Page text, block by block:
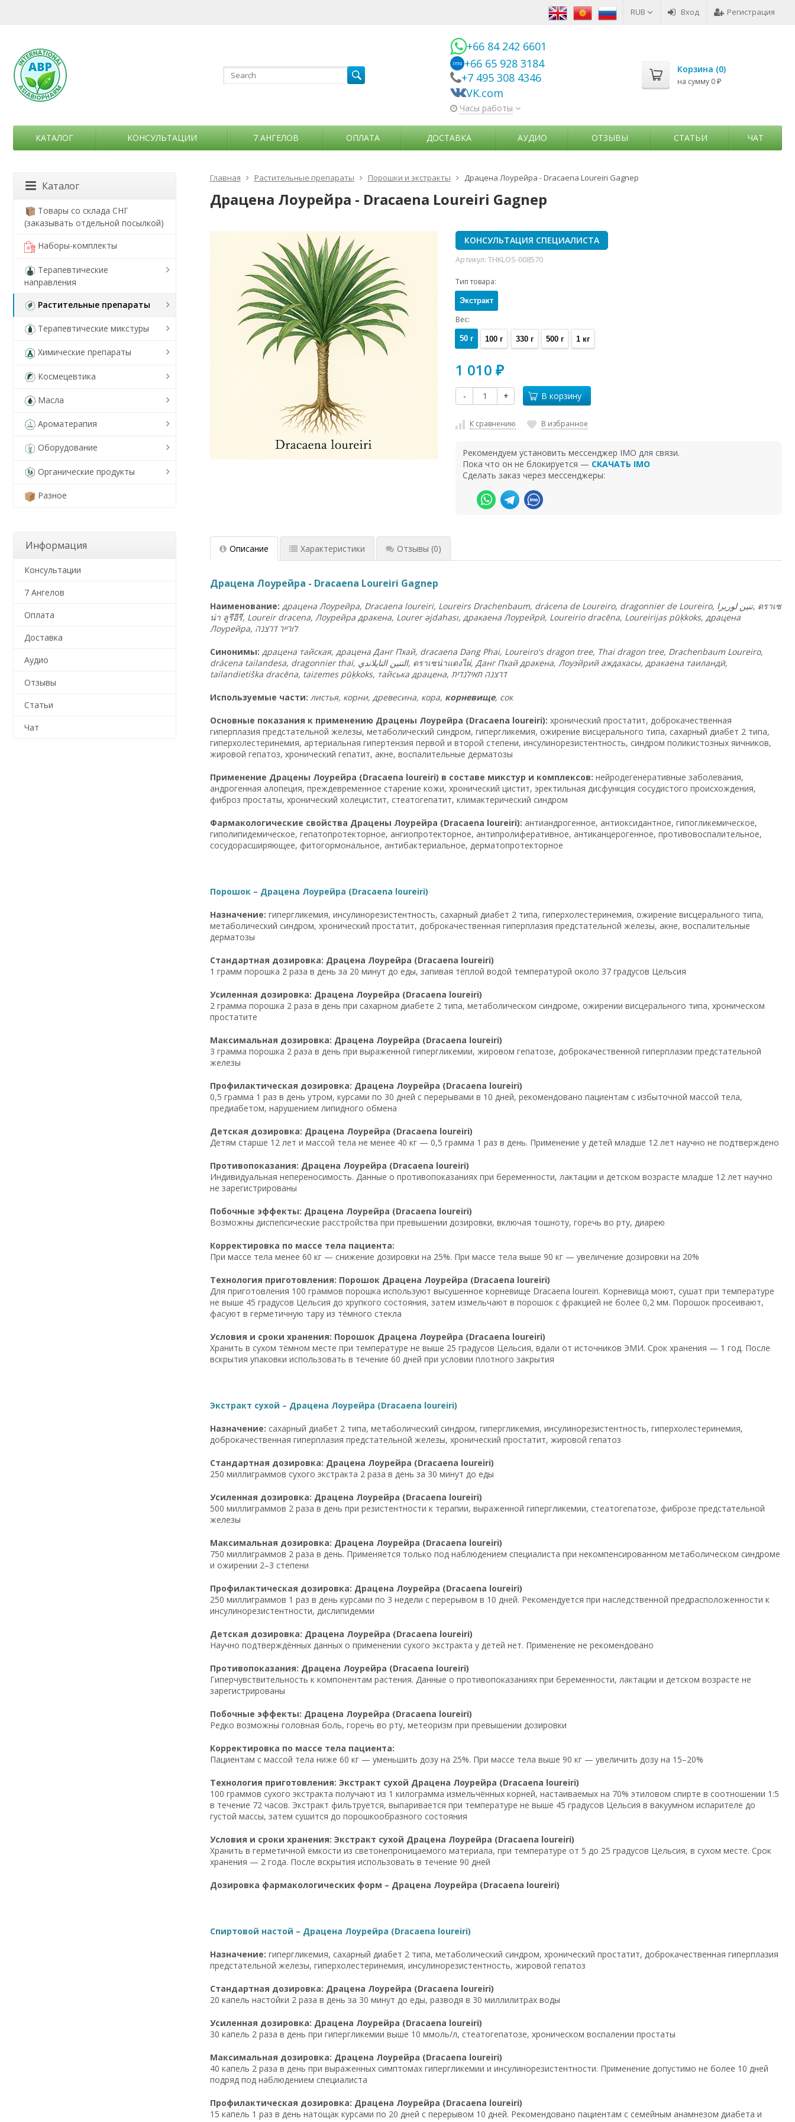
RUB Вход Регистрация
+66 84 242 6601
imo +66 65 928 3184
+7 495 308 4346
VK.com
Часы работы
Корзина (0)
на сумму 0 ₽
КАТАЛОГ КОНСУЛЬТАЦИИ 7 АНГЕЛОВ ОПЛАТА ДОСТАВКА АУДИО ОТЗЫВЫ СТАТЬИ ЧАТ
Главная Растительные препараты Порошки и экстракты Драцена Лоурейра - Dracaena Loureiri Gagnep
Драцена Лоурейра - Dracaena Loureiri Gagnep
КОНСУЛЬТАЦИЯ СПЕЦИАЛИСТА
Артикул:THKLOS-008570
Тип товара:
Экстракт
Вес:
50 г 100 г 330 г 500 г 1 кг
1 010₽
- + В корзину
К сравнению В избранное
Рекомендуем установить мессенджер IMO для связи.
Пока что он не блокируется — СКАЧАТЬ IMO
Сделать заказ через мессенджеры:
Описание Характеристики Отзывы (0)
Драцена Лоурейра - Dracaena Loureiri Gagnep
Наименование: драцена Лоурейра, Dracaena loureiri, Loureirs Drachenbaum, drácena de Loureiro, dragonnier de Loureiro, تنين لوريرا , ดราเซ
น่า ลูรีอีรี, Loureir dracena, Лоурейра дракена, Lourer əjdahası, дракаена Лоурейрӣ, Loureirio dracēna, Loureirijas pūķkoks, драцена
Лоурейра,
לורייר דרצנה
Синонимы: драцена тайская, драцена Данг Пхай, dracaena Dang Phai, Loureiro's dragon tree, Thai dragon tree, Drachenbaum Loureiro,
drácena tailandesa, dragonnier thaï, التنين التايلاندي, ดราเซน่าแดงไผ่, Данг Пхай дракена, Лоуэйрий аждахасы, дракаена таиландӣ,
tailandietiška dracēna, taizemes pūķkoks, тайська драцена, דרצנה תאילנדית
Используемые части: листья, корни, древесина, кора, корневище, сок
Основные показания к применению Драцены Лоурейра (Dracaena loureiri): хронический простатит, доброкачественная
гиперплазия предстательной железы, метаболический синдром, гипергликемия, ожирение висцерального типа, сахарный диабет 2 типа,
гиперхолестеринемия, артериальная гипертензия первой и второй степени, инсулинорезистентность, синдром поликистозных яичников,
жировой гепатоз, хронический гепатит, акне, воспалительные дерматозы
Применение Драцены Лоурейра (Dracaena loureiri) в составе микстур и комплексов: нейродегенеративные заболевания,
андрогенная алопеция, преждевременное старение кожи, хронический цистит, эректильная дисфункция сосудистого происхождения,
фиброз простаты, хронический холецистит, стеатогепатит, климактерический синдром
Фармакологические свойства Драцены Лоурейра (Dracaena loureiri): антиандрогенное, антиоксидантное, гипогликемическое,
гиполипидемическое, гепатопротекторное, ангиопротекторное, антипролиферативное, антиканцерогенное, противовоспалительное,
сосудорасширяющее, фитогормональное, антибактериальное, дерматопротекторное
Порошок – Драцена Лоурейра (Dracaena loureiri)
Назначение: гипергликемия, инсулинорезистентность, сахарный диабет 2 типа, гиперхолестеринемия, ожирение висцерального типа,
метаболический синдром, хронический простатит, доброкачественная гиперплазия предстательной железы, акне, воспалительные
дерматозы
Стандартная дозировка: Драцена Лоурейра (Dracaena loureiri)
1 грамм порошка 2 раза в день за 20 минут до еды, запивая тёплой водой температурой около 37 градусов Цельсия
Усиленная дозировка: Драцена Лоурейра (Dracaena loureiri)
2 грамма порошка 2 раза в день при сахарном диабете 2 типа, метаболическом синдроме, ожирении висцерального типа, хроническом
простатите
Максимальная дозировка: Драцена Лоурейра (Dracaena loureiri)
3 грамма порошка 2 раза в день при выраженной гипергликемии, жировом гепатозе, доброкачественной гиперплазии предстательной
железы
Профилактическая дозировка: Драцена Лоурейра (Dracaena loureiri)
0,5 грамма 1 раз в день утром, курсами по 30 дней с перерывами в 10 дней, рекомендовано пациентам с избыточной массой тела,
предиабетом, нарушением липидного обмена
Детская дозировка: Драцена Лоурейра (Dracaena loureiri)
Детям старше 12 лет и массой тела не менее 40 кг — 0,5 грамма 1 раз в день. Применение у детей младше 12 лет научно не подтверждено
Противопоказания: Драцена Лоурейра (Dracaena loureiri)
Индивидуальная непереносимость. Данные о противопоказаниях при беременности, лактации и детском возрасте младше 12 лет научно
не зарегистрированы
Побочные эффекты: Драцена Лоурейра (Dracaena loureiri)
Возможны диспепсические расстройства при превышении дозировки, включая тошноту, горечь во рту, диарею
Корректировка по массе тела пациента:
При массе тела менее 60 кг — снижение дозировки на 25%. При массе тела выше 90 кг — увеличение дозировки на 20%
Технология приготовления: Порошок Драцена Лоурейра (Dracaena loureiri)
Для приготовления 100 граммов порошка используют высушенное корневище Dracaena loureiri. Корневища моют, сушат при температуре
не выше 45 градусов Цельсия до хрупкого состояния, затем измельчают в порошок с фракцией не более 0,2 мм. Порошок просеивают,
фасуют в герметичную тару из тёмного стекла
Условия и сроки хранения: Порошок Драцена Лоурейра (Dracaena loureiri)
Хранить в сухом тёмном месте при температуре не выше 25 градусов Цельсия, вдали от источников ЭМИ. Срок хранения — 1 год. После
вскрытия упаковки использовать в течение 60 дней при условии плотного закрытия
Экстракт сухой – Драцена Лоурейра (Dracaena loureiri)
Назначение: сахарный диабет 2 типа, метаболический синдром, гипергликемия, инсулинорезистентность, гиперхолестеринемия,
доброкачественная гиперплазия предстательной железы, хронический простатит, жировой гепатоз
Стандартная дозировка: Драцена Лоурейра (Dracaena loureiri)
250 миллиграммов сухого экстракта 2 раза в день за 30 минут до еды
Усиленная дозировка: Драцена Лоурейра (Dracaena loureiri)
500 миллиграммов 2 раза в день при резистентности к терапии, выраженной гипергликемии, стеатогепатозе, фиброзе предстательной
железы
Максимальная дозировка: Драцена Лоурейра (Dracaena loureiri)
750 миллиграммов 2 раза в день. Применяется только под наблюдением специалиста при некомпенсированном метаболическом синдроме
и ожирении 2–3 степени
Профилактическая дозировка: Драцена Лоурейра (Dracaena loureiri)
250 миллиграммов 1 раз в день курсами по 3 недели с перерывом в 10 дней. Рекомендуется при наследственной предрасположенности к
инсулинорезистентности, дислипидемии
Детская дозировка: Драцена Лоурейра (Dracaena loureiri)
Научно подтверждённых данных о применении сухого экстракта у детей нет. Применение не рекомендовано
Противопоказания: Драцена Лоурейра (Dracaena loureiri)
Гиперчувствительность к компонентам растения. Данные о противопоказаниях при беременности, лактации и детском возрасте не
зарегистрированы
Побочные эффекты: Драцена Лоурейра (Dracaena loureiri)
Редко возможны головная боль, горечь во рту, метеоризм при превышении дозировки
Корректировка по массе тела пациента:
Пациентам с массой тела ниже 60 кг — уменьшить дозу на 25%. При массе тела выше 90 кг — увеличить дозу на 15–20%
Технология приготовления: Экстракт сухой Драцена Лоурейра (Dracaena loureiri)
100 граммов сухого экстракта получают из 1 килограмма измельчённых корней, настаиваемых на 70% этиловом спирте в соотношении 1:5
в течение 72 часов. Экстракт фильтруется, выпаривается при температуре не выше 45 градусов Цельсия в вакуумном испарителе до
густой массы, затем сушится до порошкообразного состояния
Условия и сроки хранения: Экстракт сухой Драцена Лоурейра (Dracaena loureiri)
Хранить в герметичной ёмкости из светонепроницаемого материала, при температуре от 5 до 25 градусов Цельсия, в сухом месте. Срок
хранения — 2 года. После вскрытия использовать в течение 90 дней
Дозировка фармакологических форм – Драцена Лоурейра (Dracaena loureiri)
Спиртовой настой – Драцена Лоурейра (Dracaena loureiri)
Назначение: гипергликемия, сахарный диабет 2 типа, метаболический синдром, хронический простатит, доброкачественная гиперплазия
предстательной железы, гиперхолестеринемия, инсулинорезистентность, жировой гепатоз
Стандартная дозировка: Драцена Лоурейра (Dracaena loureiri)
20 капель настойки 2 раза в день за 30 минут до еды, разводя в 30 миллилитрах воды
Усиленная дозировка: Драцена Лоурейра (Dracaena loureiri)
30 капель 2 раза в день при гипергликемии выше 10 ммоль/л, стеатогепатозе, хроническом воспалении простаты
Максимальная дозировка: Драцена Лоурейра (Dracaena loureiri)
40 капель 2 раза в день при выраженных симптомах гипергликемии и инсулинорезистентности. Применение допустимо не более 10 дней
подряд под наблюдением специалиста
Профилактическая дозировка: Драцена Лоурейра (Dracaena loureiri)
15 капель 1 раз в день натощак курсами по 20 дней с перерывом 10 дней. Рекомендовано пациентам с семейным анамнезом диабета и
Каталог
Товары со склада СНГ
(заказывать отдельной посылкой)
Наборы-комплекты
Терапевтические
направления
Растительные препараты
Терапевтические микстуры
Химические препараты
Космецевтика
Масла
Ароматерапия
Оборудование
Органические продукты
Разное
Информация
Консультации
7 Ангелов
Оплата
Доставка
Аудио
Отзывы
Статьи
Чат